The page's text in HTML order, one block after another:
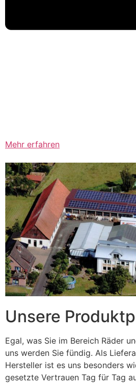
Mehr erfahren
Unsere
Egal, was Sie im Bereich Räder
uns werden Sie fündig. Als
Hersteller ist es uns besonders
gesetzte Vertrauen Tag für Tag